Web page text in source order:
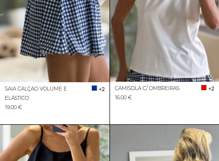
SAIA CALÇAO VOLUME E
ELÁSTICO
+2
19.00 €
CAMISOLA C/ OMBREIRAS
+2
16.00 €